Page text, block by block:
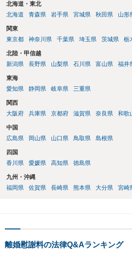
北海道・東北
北海道
青森県 岩手県 宮城県 秋田県 山形
関東
東京都
神奈川県 千葉県 埼玉県 茨城県 栃
北陸・甲信越
新潟県
長野県 山梨県 石川県 富山県 福井
東海
愛知県
静岡県 岐阜県 三重県
関西
大阪府
兵庫県 京都府 滋賀県 奈良県 和歌
中国
広島県
岡山県 山口県 鳥取県 島根県
四国
香川県
愛媛県 高知県 徳島県
九州・沖縄
福岡県
佐賀県 長崎県 熊本県 大分県 宮崎
離婚慰謝料の法律Q&Aランキング